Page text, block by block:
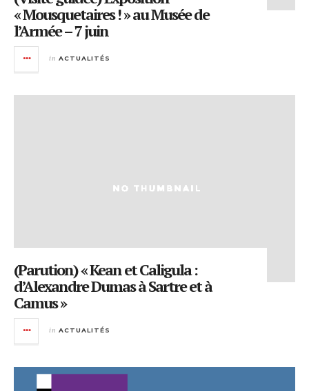
« Mousquetaires ! » au Musée de
l’Armée – 7 juin
in ACTUALITÉS
(Parution) « Kean et Caligula :
d’Alexandre Dumas à Sartre et à
Camus »
in ACTUALITÉS